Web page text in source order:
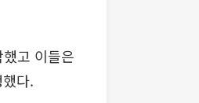
고 이들은
다.